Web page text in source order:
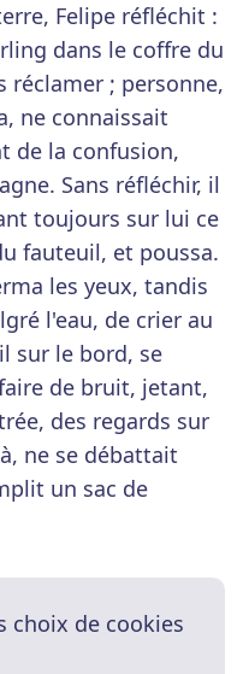
Felipe réfléchit :
dans le coffre du
réclamer ; personne,
ne connaissait
de la confusion,
Sans réfléchir, il
toujours sur lui ce
fauteuil, et poussa.
les yeux, tandis
l'eau, de crier au
sur le bord, se
de bruit, jetant,
des regards sur
ne se débattait
un sac de
choix de cookies